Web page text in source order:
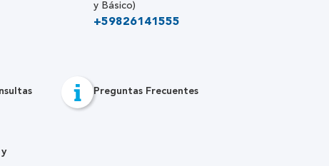
y Básico)
+59826141555
Preguntas Frecuentes